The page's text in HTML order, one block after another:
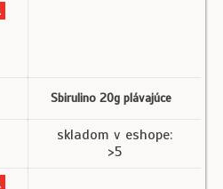
Sbirulino 20g plávajúce
skladom v eshope:
>5